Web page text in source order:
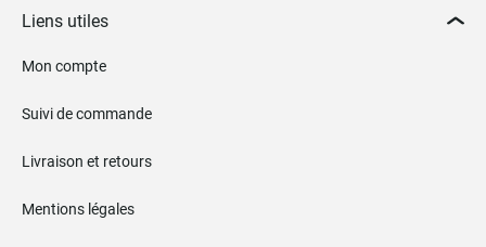
Liens utiles
Mon compte
Suivi de commande
Livraison et retours
Mentions légales